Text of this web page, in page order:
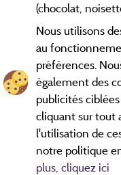
2 km
Contacter le
(chocolat,
Nous utilisons
au
préférences.
également des
publicités
cliquant sur tout
l'utilisation de
notre politique
plus, cliquez ici